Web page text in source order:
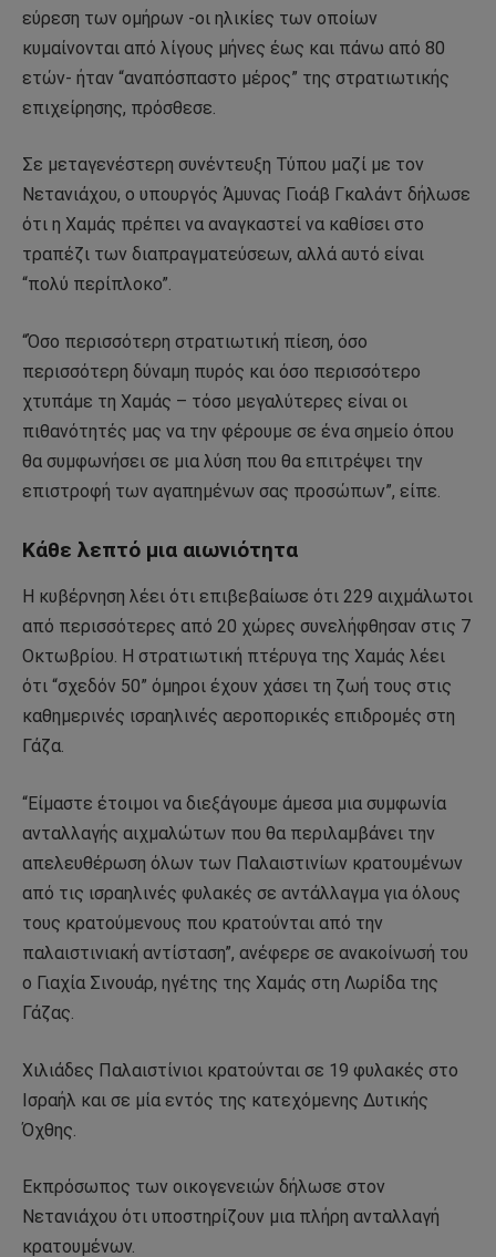
εύρεση των ομήρων -οι ηλικίες των οποίων
κυμαίνονται από λίγους μήνες έως και πάνω από 80
ετών- ήταν “αναπόσπαστο μέρος” της στρατιωτικής
επιχείρησης, πρόσθεσε.
Σε μεταγενέστερη συνέντευξη Τύπου μαζί με τον
Νετανιάχου, ο υπουργός Άμυνας Γιοάβ Γκαλάντ δήλωσε
ότι η Χαμάς πρέπει να αναγκαστεί να καθίσει στο
τραπέζι των διαπραγματεύσεων, αλλά αυτό είναι
“πολύ περίπλοκο”.
“Όσο περισσότερη στρατιωτική πίεση, όσο
περισσότερη δύναμη πυρός και όσο περισσότερο
χτυπάμε τη Χαμάς – τόσο μεγαλύτερες είναι οι
πιθανότητές μας να την φέρουμε σε ένα σημείο όπου
θα συμφωνήσει σε μια λύση που θα επιτρέψει την
επιστροφή των αγαπημένων σας προσώπων”, είπε.
Κάθε λεπτό μια αιωνιότητα
Η κυβέρνηση λέει ότι επιβεβαίωσε ότι 229 αιχμάλωτοι
από περισσότερες από 20 χώρες συνελήφθησαν στις 7
Οκτωβρίου. Η στρατιωτική πτέρυγα της Χαμάς λέει
ότι “σχεδόν 50” όμηροι έχουν χάσει τη ζωή τους στις
καθημερινές ισραηλινές αεροπορικές επιδρομές στη
Γάζα.
“Είμαστε έτοιμοι να διεξάγουμε άμεσα μια συμφωνία
ανταλλαγής αιχμαλώτων που θα περιλαμβάνει την
απελευθέρωση όλων των Παλαιστινίων κρατουμένων
από τις ισραηλινές φυλακές σε αντάλλαγμα για όλους
τους κρατούμενους που κρατούνται από την
παλαιστινιακή αντίσταση”, ανέφερε σε ανακοίνωσή του
ο Γιαχία Σινουάρ, ηγέτης της Χαμάς στη Λωρίδα της
Γάζας.
Χιλιάδες Παλαιστίνιοι κρατούνται σε 19 φυλακές στο
Ισραήλ και σε μία εντός της κατεχόμενης Δυτικής
Όχθης.
Εκπρόσωπος των οικογενειών δήλωσε στον
Νετανιάχου ότι υποστηρίζουν μια πλήρη ανταλλαγή
κρατουμένων.